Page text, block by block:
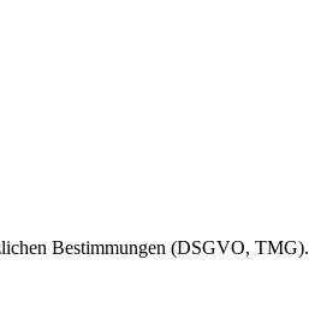
Bestimmungen (DSGVO, TMG).